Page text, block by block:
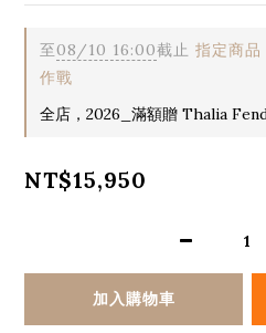
至08/10 16:00截止 指定商
作戰
全店，2026_滿額贈 Thalia
NT$15,950
加入購物車